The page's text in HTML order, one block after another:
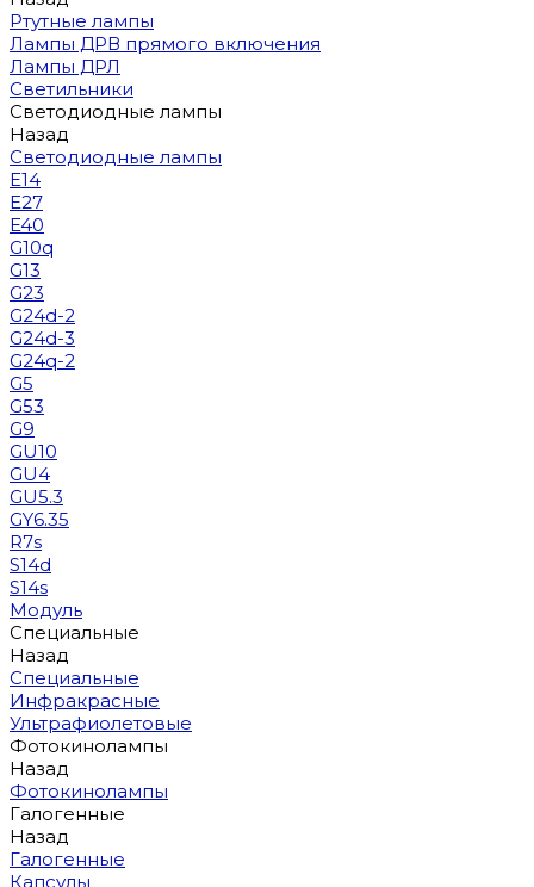
Ртутные лампы
Лампы ДРВ прямого включения
Лампы ДРЛ
Светильники
Светодиодные лампы
Назад
Светодиодные лампы
E14
E27
E40
G10q
G13
G23
G24d-2
G24d-3
G24q-2
G5
G53
G9
GU10
GU4
GU5.3
GY6.35
R7s
S14d
S14s
Модуль
Специальные
Назад
Специальные
Инфракрасные
Ультрафиолетовые
Фотокинолампы
Назад
Фотокинолампы
Галогенные
Назад
Галогенные
Капсулы